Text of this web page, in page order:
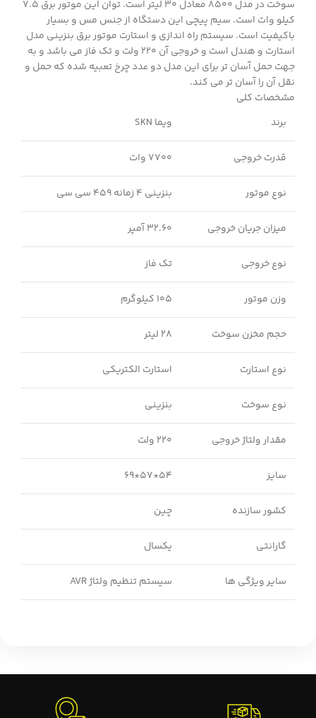
سوخت در مدل 8500 معادل 30 لیتر است. توان این موتور برق 7.5
کیلو وات است. سیم پیچی این دستگاه از جنس مس و بسیار
باکیفیت است. سیستم راه اندازی و استارت موتور برق بنزینی مدل
استارت و هندل است و خروجی آن ۲۲۰ ولت و تک فاز می باشد و به
جهت حمل آسان تر برای این مدل دو عدد چرخ تعبیه شده که حمل و
نقل آن را آسان تر می کند.
مشخصات کلی
برند
ویما SKN
قدرت خروجی 7700 وات
نوع موتور بنزینی 4 زمانه 459 سی سی
میزان جریان خروجی 32.60 آمپر
نوع خروجی تک فاز
وزن موتور 105 کیلوگرم
حجم مخزن سوخت 28 لیتر
نوع استارت استارت الکتریکی
نوع سوخت بنزینی
مقدار ولتاژ خروجی 220 ولت
سایز 54*57*69
کشور سازنده چین
گارانتی یکسال
سایر ویژگی ها سیستم تنظیم ولتاژ AVR